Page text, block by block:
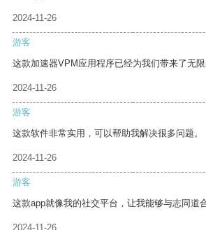
2024-11-26
游客
这款加速器VPM应用程序已经为我们带来了无限
2024-11-26
游客
这款软件非常实用，可以帮助我解决很多问题。
2024-11-26
游客
这款app就像我的社交平台，让我能够与志同道
2024-11-26